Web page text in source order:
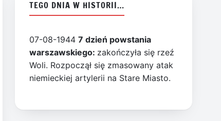
TEGO DNIA W HISTORII…
07-08-19447 dzień powstania
warszawskiego: zakończyła się rzeź
Woli. Rozpoczął się zmasowany atak
niemieckiej artylerii na Stare Miasto.